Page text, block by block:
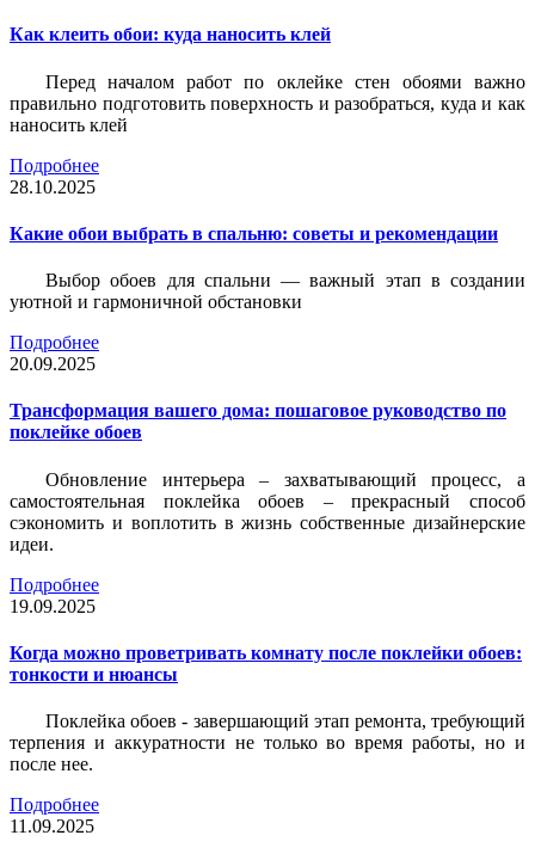
Как клеить обои: куда наносить клей
Перед началом работ по оклейке стен обоями важно
правильно подготовить поверхность и разобраться, куда и как
наносить клей
Подробнее
28.10.2025
Какие обои выбрать в спальню: советы и рекомендации
Выбор обоев для спальни — важный этап в создании
уютной и гармоничной обстановки
Подробнее
20.09.2025
Трансформация вашего дома: пошаговое руководство по
поклейке обоев
Обновление интерьера – захватывающий процесс, а
самостоятельная поклейка обоев – прекрасный способ
сэкономить и воплотить в жизнь собственные дизайнерские
идеи.
Подробнее
19.09.2025
Когда можно проветривать комнату после поклейки обоев:
тонкости и нюансы
Поклейка обоев - завершающий этап ремонта, требующий
терпения и аккуратности не только во время работы, но и
после нее.
Подробнее
11.09.2025